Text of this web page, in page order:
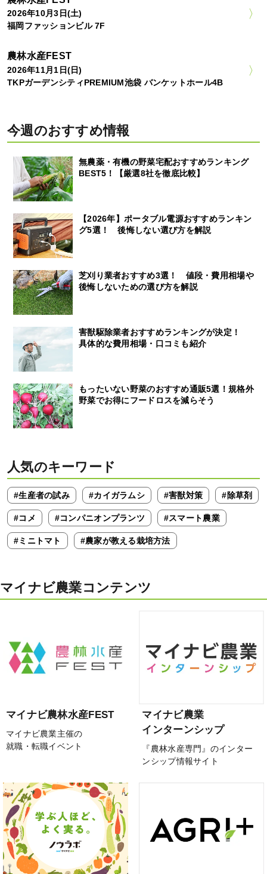
2026年10月3日(土)
福岡ファッションビル 7F
農林水産FEST
2026年11月1日(日)
TKPガーデンシティPREMIUM池袋 バンケットホール4B
今週のおすすめ情報
無農薬・有機の野菜宅配おすすめランキング
BEST5！【厳選8社を徹底比較】
【2026年】ポータブル電源おすすめランキン
グ5選！ 後悔しない選び方を解説
芝刈り業者おすすめ3選！ 値段・費用相場や
後悔しないための選び方を解説
害獣駆除業者おすすめランキングが決定！
具体的な費用相場・口コミも紹介
もったいない野菜のおすすめ通販5選！規格外
野菜でお得にフードロスを減らそう
人気のキーワード
#生産者の試み #カイガラムシ #害獣対策 #除草剤
#コメ #コンパニオンプランツ #スマート農業
#ミニトマト #農家が教える栽培方法
マイナビ農業コンテンツ
マイナビ農林水産FEST
マイナビ農業主催の
就職・転職イベント
マイナビ農業
インターンシップ
『農林水産専門』のインター
ンシップ情報サイト